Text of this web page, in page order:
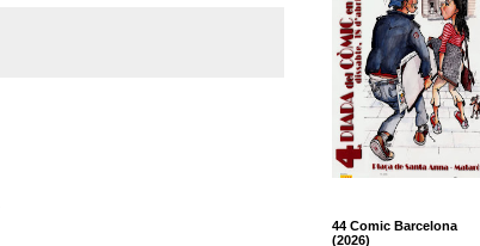
44 Comic Barcelona
(2026)